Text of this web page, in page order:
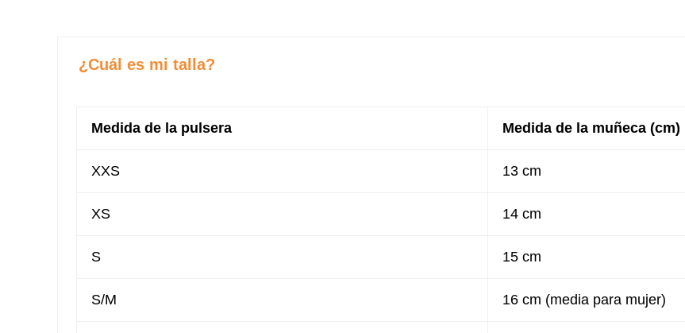
¿Cuál es mi talla?
Medida de la pulsera Medida de la muñeca (cm)
XXS 13 cm
XS 14 cm
S 15 cm
S/M 16 cm (media para mujer)